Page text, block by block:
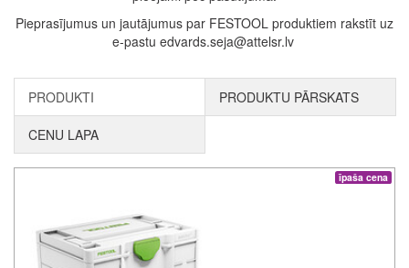
Pieprasījumus un jautājumus par FESTOOL produktiem rakstīt uz
e-pastu edvards.seja@attelsr.lv
PRODUKTI PRODUKTU PĀRSKATS
CENU LAPA
īpaša cena